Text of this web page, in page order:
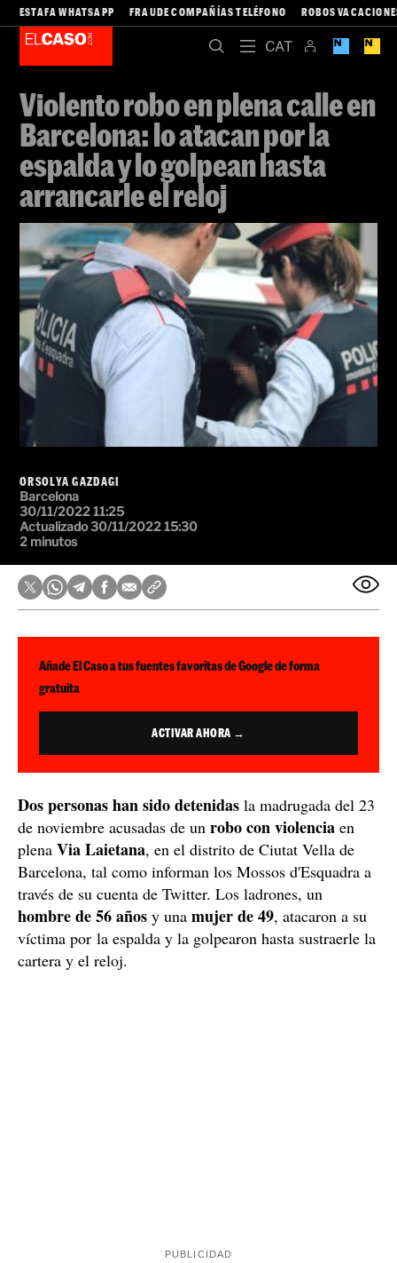
ESTAFA WHATSAPP FRAUDE COMPAÑÍAS TELÉFONO ROBOS
Violento robo en plena calle en
Barcelona: lo atacan por la
espalda y lo golpean hasta
arrancarle el reloj
ORSOLYA GAZDAGI
Barcelona
30/11/2022 11:25
Actualizado 30/11/2022 15:30
2 minutos
Añade El Caso a tus fuentes favoritas de Google de forma
gratuita
ACTIVAR AHORA →
Dos personas han sido detenidas la madrugada del 23
de noviembre acusadas de un robo con violencia en
plena Via Laietana, en el distrito de Ciutat Vella de
Barcelona, tal como informan los Mossos d'Esquadra a
través de su cuenta de Twitter. Los ladrones, un
hombre de 56 años y una mujer de 49, atacaron a su
víctima por la espalda y la golpearon hasta sustraerle la
cartera y el reloj.